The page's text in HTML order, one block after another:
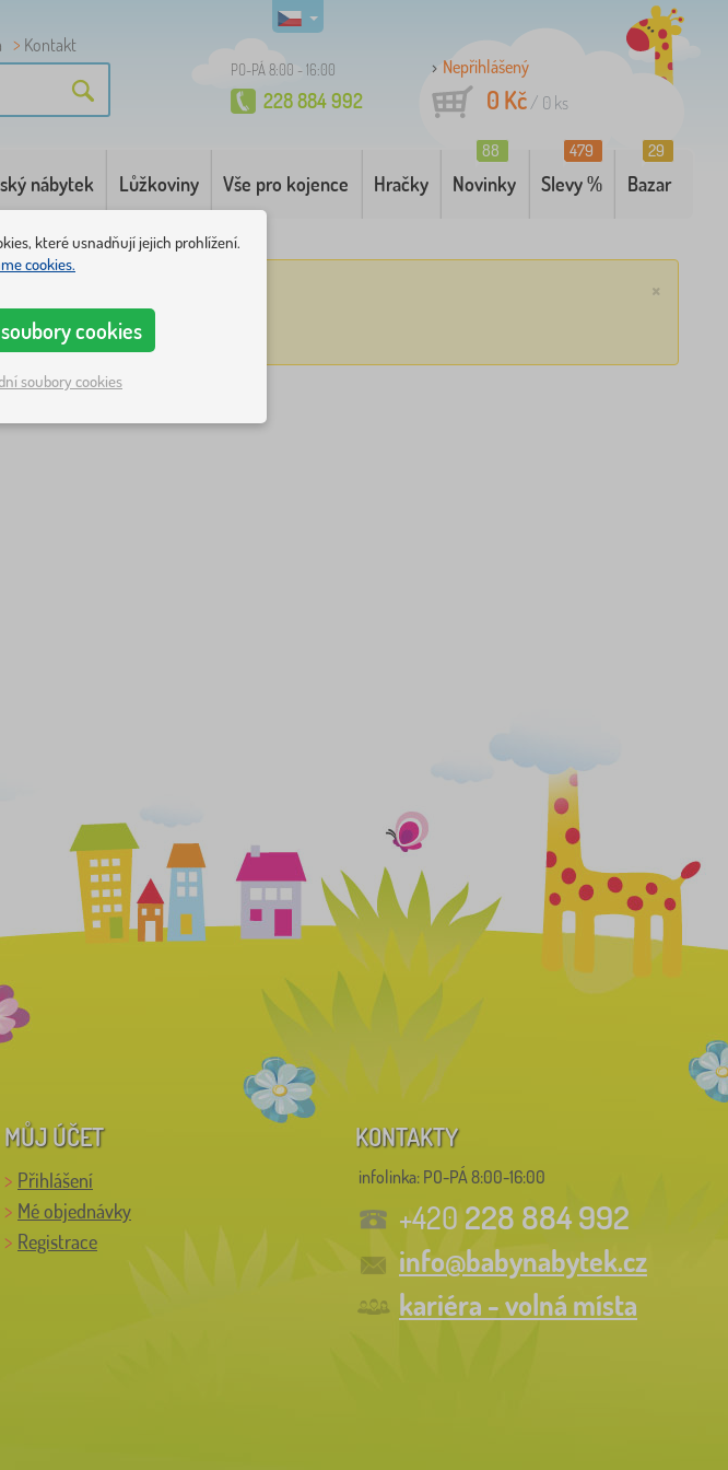
Kontakt
PO-PÁ 8:00 - 16:00
228 884 992
Nepřihlášený
0 Kč/ 0 ks
nábytek Lůžkoviny Vše pro kojence Hračky Novinky
88
Slevy %
479
Bazar
29
×
MŮJ ÚČET
Přihlášení
Mé objednávky
Registrace
KONTAKTY
infolinka: PO-PÁ 8:00-16:00
+420 228 884 992
info@babynabytek.cz
kariéra - volná místa
které usnadňují jejich prohlížení.
cookies.
cookies
soubory cookies